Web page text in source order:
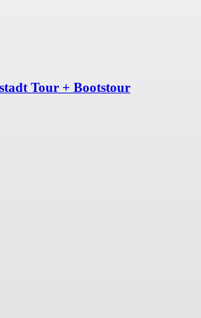
Tour + Bootstour